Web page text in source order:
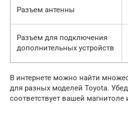
Разъем антенны
Разъем для подключения
дополнительных устройств
В интернете можно найти
для разных моделей Toyota.
соответствует вашей